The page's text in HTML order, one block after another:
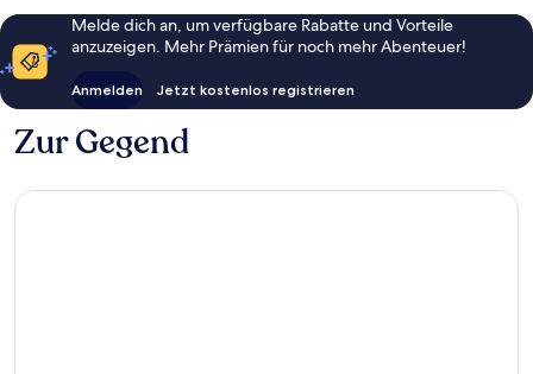
Melde dich an, um verfügbare Rabatte und Vorteile
anzuzeigen. Mehr Prämien für noch mehr Abenteuer!
Anmelden Jetzt kostenlos registrieren
Zur Gegend